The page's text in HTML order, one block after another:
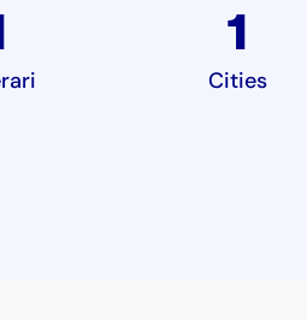
1
Cities